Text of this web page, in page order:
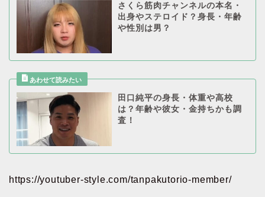
さくら筋肉チャンネルの本名・
出身やステロイド？身長・年齢
や性別は男？
田口純平の身長・体重や高校
は？年齢や彼女・金持ちかも調
査！
https://youtuber-style.com/tanpakutorio-member/